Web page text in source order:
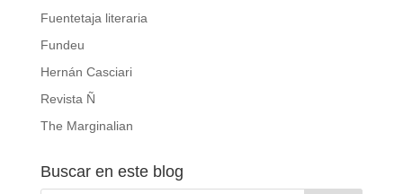
Fuentetaja literaria
Fundeu
Hernán Casciari
Revista Ñ
The Marginalian
Buscar en este blog